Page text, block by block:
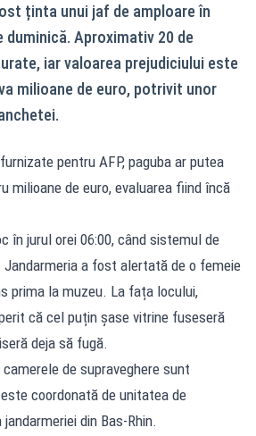
ținta unui jaf de amploare în
duminică. Aproximativ 20 de
iar valoarea prejudiciului este
milioane de euro, potrivit unor
pentru AFP, paguba ar putea
milioane de euro, evaluarea fiind încă
în jurul orei 06:00, când sistemul de
a fost alertată de o femeie
prima la muzeu. La fața locului,
că cel puțin șase vitrine fuseseră
deja să fugă.
de supraveghere sunt
coordonată de unitatea de
din Bas-Rhin.